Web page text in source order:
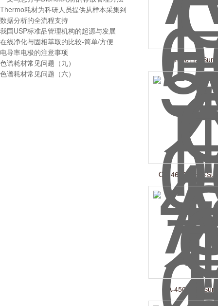
Thermo耗材为科研人员提供从样本采集到
数据分析的全流程支持
我国USP标准品管理机构的起源与发展
在线净化与固相萃取的比较-简单/方便
电导率电极的注意事项
色谱耗材常见问题（九）
色谱耗材常见问题（六）
OA4800日本
OA-4600R 日本
OA-4500日本